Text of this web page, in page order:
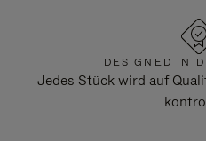
DESIGNED IN
Jedes Stück wird auf